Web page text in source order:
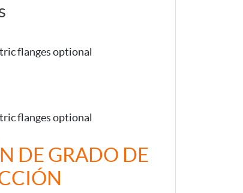
flanges optional
flanges optional
DE GRADO DE